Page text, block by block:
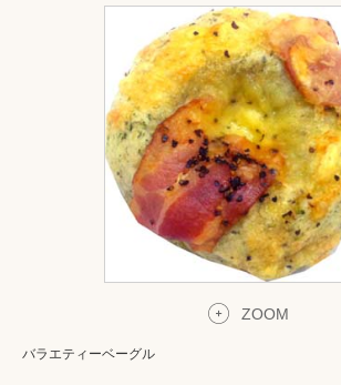
ZOOM
バラエティーベーグル